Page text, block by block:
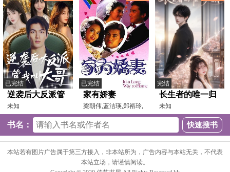
已完结
逆袭后大反派管
我叫大哥
未知
已完结
家有娇妻
梁朝伟,蓝洁瑛,郑裕玲,
吕良伟,吴家丽
完结
长生者的唯一归
期
未知
书名：
本站若有图片广告属于第三方接入，非本站所为，广告内容与本站无关，不代表
本站立场，请谨慎阅读。